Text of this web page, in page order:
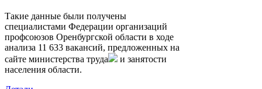
Такие данные были получены
специалистами Федерации организаций
профсоюзов Оренбургской области в ходе
анализа 11 633 вакансий, предложенных на
сайте министерства труда
и занятости
населения области.